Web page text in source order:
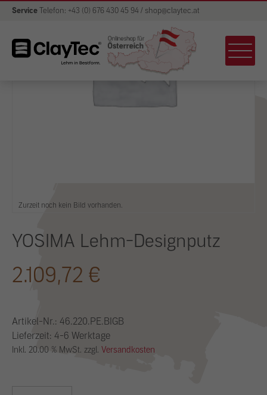
Service Telefon: +43 (0) 676 430 45 94 / shop@claytec.at
Zurzeit noch kein Bild vorhanden.
YOSIMA Lehm-Designputz
2.109,72 €
Artikel-Nr.: 46.220.PE.BIGB
Lieferzeit: 4-6 Werktage
Inkl. 20.00 % MwSt. zzgl. Versandkosten